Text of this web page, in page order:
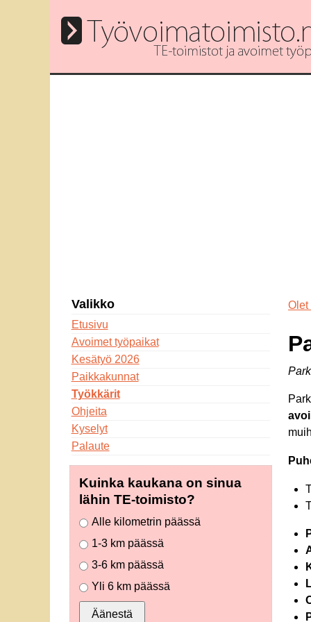
Valikko
Etusivu
Avoimet työpaikat
Kesätyö 2026
Paikkakunnat
Työkkärit
Ohjeita
Kyselyt
Palaute
Kuinka kaukana on sinua
lähin TE-toimisto?
Alle kilometrin päässä
1-3 km päässä
3-6 km päässä
Yli 6 km päässä
Äänestä
Olet